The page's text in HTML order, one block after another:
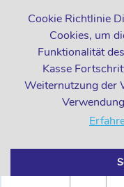
Cookie Richtlinie
Cookies, um
Funktionalität
Kasse
Weiternutzung der
+
IN DEN